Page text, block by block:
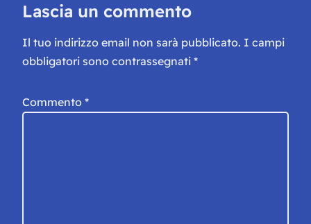
Lascia un commento
Il tuo indirizzo email non sarà pubblicato. I campi
obbligatori sono contrassegnati *
Commento *